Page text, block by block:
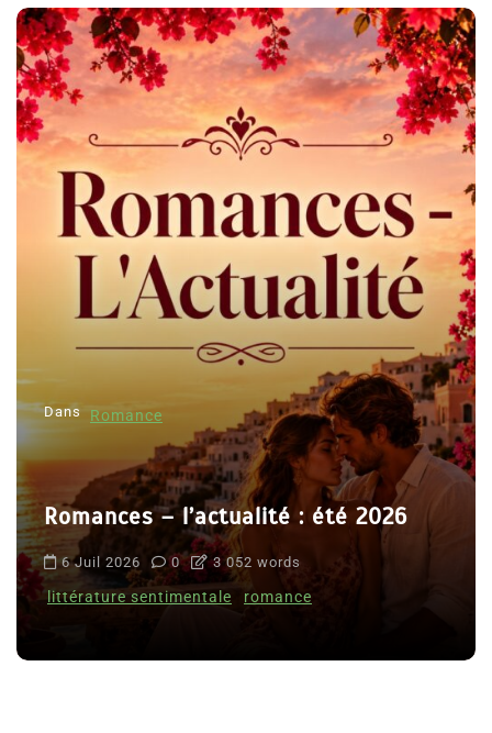
Dans Romance
Romances – l’actualité : été 2026
6 Juil 2026 0 3 052 words
littérature sentimentale romance